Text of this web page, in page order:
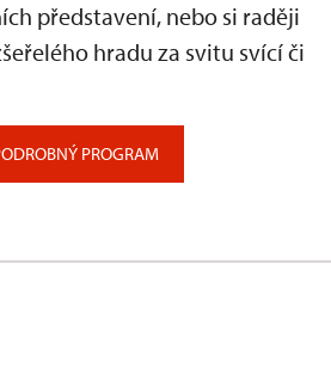
představení, nebo si raději
hradu za svitu svící či
PROGRAM